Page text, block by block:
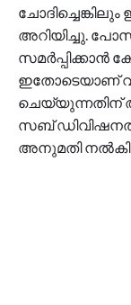
അറിയിച്ചു.
സമർപ്പിക്കാൻ
ഇതോടെയാണ്
ചെയ്യുന്നതിന്
സബ് ഡിവിഷനല്‍
അനുമതി